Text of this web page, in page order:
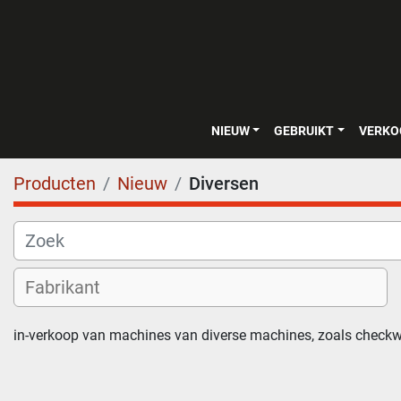
NIEUW GEBRUIKT
Producten Nieuw Diversen
in-verkoop van machines van diverse machines, zoals